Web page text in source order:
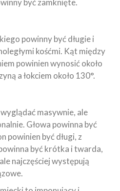
być zamknięte.
powinny być długie i
kośćmi. Kąt między
powinien wynosić około
a łokciem około 130°.
masywnie, ale
Głowa powinna być
powinien być długi, z
być krótka i twarda,
najczęściej występują